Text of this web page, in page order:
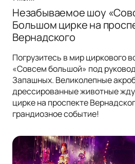
Незабываемое шоу
Большом цирке на
Вернадского
Погрузитесь в мир циркового
«Совсем большой» под
Запашных. Великолепные
дрессированные животные
цирке на проспекте
грандиозное событие!